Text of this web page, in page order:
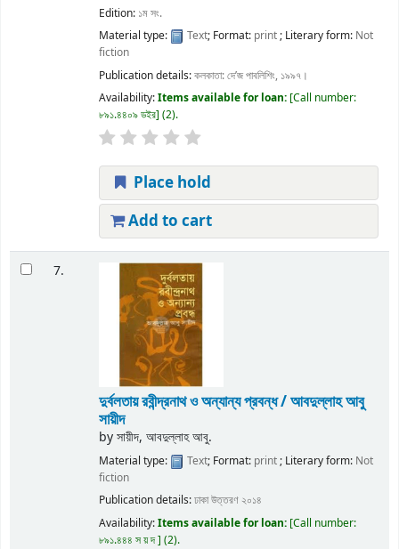
Edition: ১ম সং.
Material type:
Text; Format: print; Literary form: Not
fiction
Publication details:কলকাতা:দে’জ পাবলিশিং, ১৯৯৭।
Availability:Items available for loan: Call number:
৮৯১.৪৪০৯ ডইর (2).
Place hold
Add to cart
7.
দুর্বলতায় রবীন্দ্রনাথ ও অন্যান্য প্রবন্ধ / আবদুল্লাহ আবু
সায়ীদ
byসায়ীদ, আবদুল্লাহ আবু.
Material type: Text; Format: print; Literary form: Not
fiction
Publication details:ঢাকাউত্তরণ ২০১৪
Availability:Items available for loan: Call number:
৮৯১.৪৪৪ স য় দ (2).